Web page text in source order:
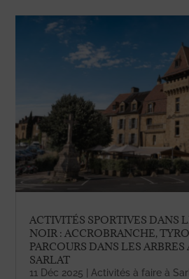
ACTIVITÉS SPORTIVES DANS
NOIR : ACCROBRANCHE,
PARCOURS DANS LES
SARLAT
11 Déc 2025 Activités à faire à